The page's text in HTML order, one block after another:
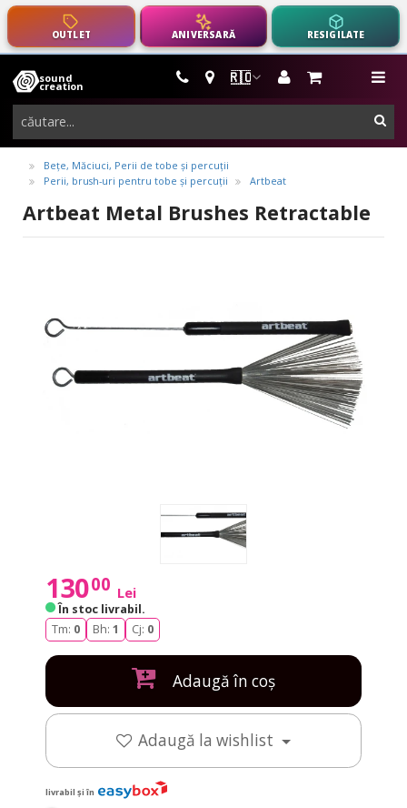
OUTLET ANIVERSARĂ RESIGILATE
🇷🇴
sound
creation
instrumente
muzicale,
echipamente
pro-
audio
Beţe, Măciuci, Perii de tobe și percuții
Perii, brush-uri pentru tobe și percuții
Artbeat
Artbeat Metal Brushes Retractable
13000 Lei
În stoc livrabil.
Tm: 0 Bh: 1 Cj: 0
Adaugă în coș
Adaugă la wishlist
livrabil și în